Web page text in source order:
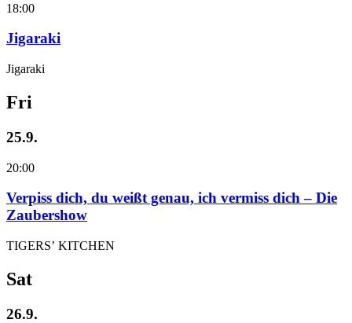
18:00
Jigaraki
Jigaraki
Fri
25.9.
20:00
Verpiss dich, du weißt genau, ich vermiss dich – Die
Zaubershow
TIGERS’ KITCHEN
Sat
26.9.